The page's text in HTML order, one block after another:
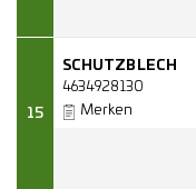
15
SCHUTZBLECH
4634928130
Merken